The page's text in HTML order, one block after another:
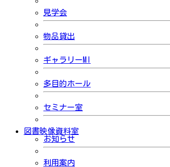
見学会
物品貸出
ギャラリーMI
多目的ホール
セミナー室
図書映像資料室
お知らせ
利用案内